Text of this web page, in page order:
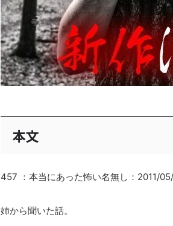
本文
457 ：本当にあった怖い名無し：2011/
姉から聞いた話。